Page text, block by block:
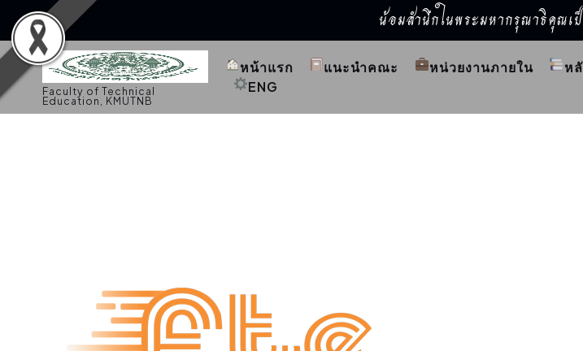
น้อมสำนึกในพระมหากรุณาธิคุณ
S
k
t
o
Faculty of Technical
Education, KMUTNB
หน้าแรก แนะนำคณะ หน่วยงานภายใน ห
ENG